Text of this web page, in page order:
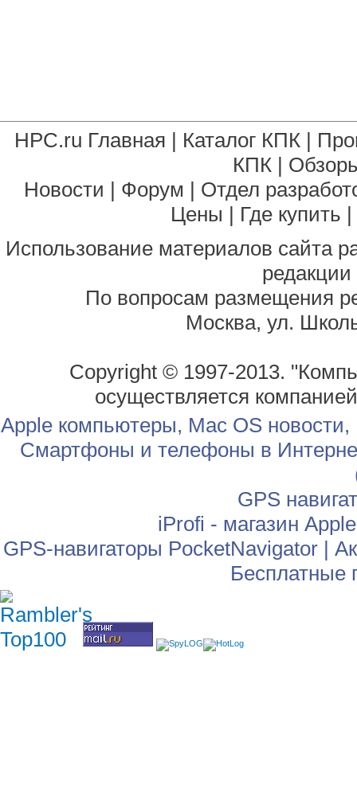
HPC.ru Главная | Каталог КПК |
КПК |
Новости | Форум | Отдел
Цены | Где купить |
Использование материалов сайта
По вопросам размещения
Москва, ул.
Copyright © 1997-2013.
осуществляется
Apple компьютеры, Mac OS
Смартфоны и телефоны в
GPS
iProfi - магазин
GPS-навигаторы PocketNavigator|
Бесплатные